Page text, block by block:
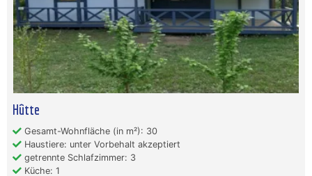
Hûtte
Gesamt-Wohnfläche (in m²): 30
Haustiere: unter Vorbehalt akzeptiert
getrennte Schlafzimmer: 3
Küche: 1